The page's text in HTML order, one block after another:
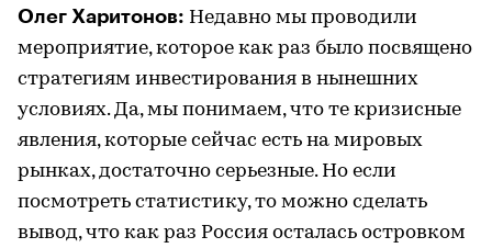
Олег Харитонов: Недавно мы проводили
мероприятие, которое как раз было посвящено
стратегиям инвестирования в нынешних
условиях. Да, мы понимаем, что те кризисные
явления, которые сейчас есть на мировых
рынках, достаточно серьезные. Но если
посмотреть статистику, то можно сделать
вывод, что как раз Россия осталась островком